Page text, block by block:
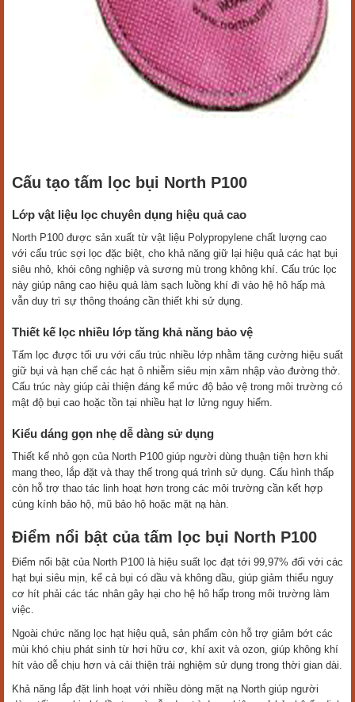
Cấu tạo tấm lọc bụi North P100
Lớp vật liệu lọc chuyên dụng hiệu quả cao
North P100 được sản xuất từ vật liệu Polypropylene chất lượng cao
với cấu trúc sợi lọc đặc biệt, cho khả năng giữ lại hiệu quả các hạt bụi
siêu nhỏ, khói công nghiệp và sương mù trong không khí. Cấu trúc lọc
này giúp nâng cao hiệu quả làm sạch luồng khí đi vào hệ hô hấp mà
vẫn duy trì sự thông thoáng cần thiết khi sử dụng.
Thiết kế lọc nhiều lớp tăng khả năng bảo vệ
Tấm lọc được tối ưu với cấu trúc nhiều lớp nhằm tăng cường hiệu suất
giữ bụi và hạn chế các hạt ô nhiễm siêu mịn xâm nhập vào đường thở.
Cấu trúc này giúp cải thiện đáng kể mức độ bảo vệ trong môi trường có
mật độ bụi cao hoặc tồn tại nhiều hạt lơ lửng nguy hiểm.
Kiểu dáng gọn nhẹ dễ dàng sử dụng
Thiết kế nhỏ gọn của North P100 giúp người dùng thuận tiện hơn khi
mang theo, lắp đặt và thay thế trong quá trình sử dụng. Cấu hình thấp
còn hỗ trợ thao tác linh hoạt hơn trong các môi trường cần kết hợp
cùng kính bảo hộ, mũ bảo hộ hoặc mặt nạ hàn.
Điểm nổi bật của tấm lọc bụi North P100
Điểm nổi bật của North P100 là hiệu suất lọc đạt tới 99,97% đối với các
hạt bụi siêu mịn, kể cả bụi có dầu và không dầu, giúp giảm thiểu nguy
cơ hít phải các tác nhân gây hại cho hệ hô hấp trong môi trường làm
việc.
Ngoài chức năng lọc hạt hiệu quả, sản phẩm còn hỗ trợ giảm bớt các
mùi khó chịu phát sinh từ hơi hữu cơ, khí axit và ozon, giúp không khí
hít vào dễ chịu hơn và cải thiện trải nghiệm sử dụng trong thời gian dài.
Khả năng lắp đặt linh hoạt với nhiều dòng mặt nạ North giúp người